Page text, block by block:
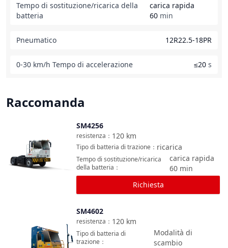
Tempo di sostituzione/ricarica della
batteria
carica rapida
60 min
Pneumatico 12R22.5-18PR
0-30 km/h Tempo di accelerazione ≤20 s
Raccomanda
SM4256
120 km
resistenza ：
ricarica
Tipo di batteria di trazione ：
carica rapida
60 min
Tempo di sostituzione/ricarica
della batteria ：
Richiesta
SM4602
120 km
resistenza ：
Modalità di
scambio
Tipo di batteria di
trazione ：